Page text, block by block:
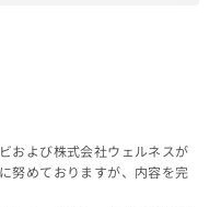
および株式会社ウェルネスが
努めておりますが、内容を完